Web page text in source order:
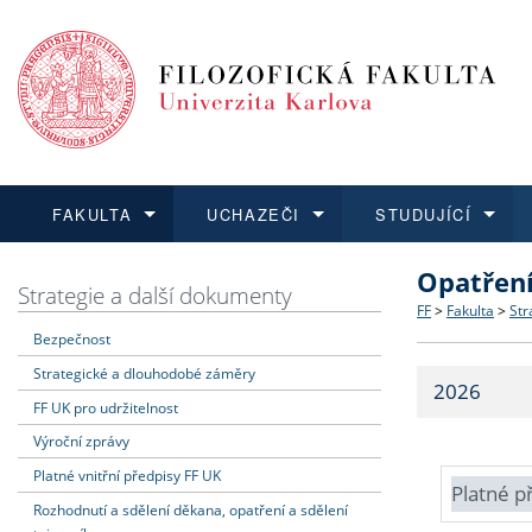
FAKULTA
Dozvědět se více
Struktura
Strategie
Fakultní
UCHAZEČI
Podat přihlášku
Co
Učitelské
STUDUJÍCÍ
Dozvědět se více
Dozvědět se více
O vědě a
Dozvědět se více
Aktuální
Strategie a další dokumenty
Bezpečnost
Strategické a dlouhodobé záměry
FF UK pro udržitelnost
Výroční zprávy
Platné vnitřní předpisy FF UK
Rozhodnutí a sdělení děkana, opatření a sdělení
FF > Fakulta >
2026
Platné